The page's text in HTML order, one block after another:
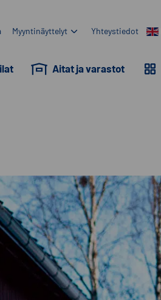
Aitat ja varastot
Myyntinäyttelyt Yhteystiedot